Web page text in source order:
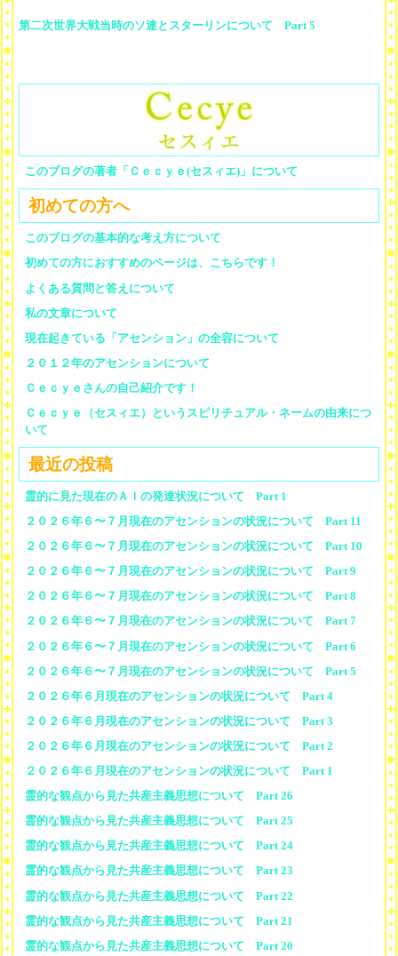
第二次世界大戦当時のソ連とスターリンについて Part 5
このブログの著者「Ｃｅｃｙｅ(セスィエ)」について
初めての方へ
このブログの基本的な考え方について
初めての方におすすめのページは、こちらです！
よくある質問と答えについて
私の文章について
現在起きている「アセンション」の全容について
２０１２年のアセンションについて
Ｃｅｃｙｅさんの自己紹介です！
Ｃｅｃｙｅ（セスィエ）というスピリチュアル・ネームの由来につ
いて
最近の投稿
霊的に見た現在のＡＩの発達状況について Part 1
２０２６年６〜７月現在のアセンションの状況について Part 11
２０２６年６〜７月現在のアセンションの状況について Part 10
２０２６年６〜７月現在のアセンションの状況について Part 9
２０２６年６〜７月現在のアセンションの状況について Part 8
２０２６年６〜７月現在のアセンションの状況について Part 7
２０２６年６〜７月現在のアセンションの状況について Part 6
２０２６年６〜７月現在のアセンションの状況について Part 5
２０２６年６月現在のアセンションの状況について Part 4
２０２６年６月現在のアセンションの状況について Part 3
２０２６年６月現在のアセンションの状況について Part 2
２０２６年６月現在のアセンションの状況について Part 1
霊的な観点から見た共産主義思想について Part 26
霊的な観点から見た共産主義思想について Part 25
霊的な観点から見た共産主義思想について Part 24
霊的な観点から見た共産主義思想について Part 23
霊的な観点から見た共産主義思想について Part 22
霊的な観点から見た共産主義思想について Part 21
霊的な観点から見た共産主義思想について Part 20